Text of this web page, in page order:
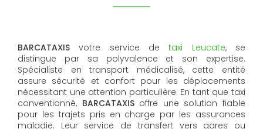
BARCATAXIS votre service detaxi Leucate, se
distingue par sa polyvalence et son expertise.
Spécialiste en transport médicalisé, cette entité
assure sécurité et confort pour les déplacements
nécessitant une attention particulière. En tant que taxi
conventionné, BARCATAXISoffre une solution fiable
pour les trajets pris en charge par les assurances
maladie. Leur service de transfert vers gares ou